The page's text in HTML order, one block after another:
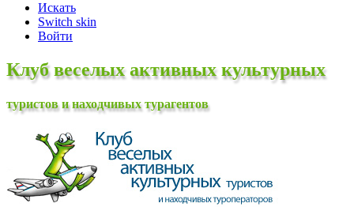
Искать
Switch skin
Войти
Клуб веселых активных культурных
туристов и находчивых турагентов